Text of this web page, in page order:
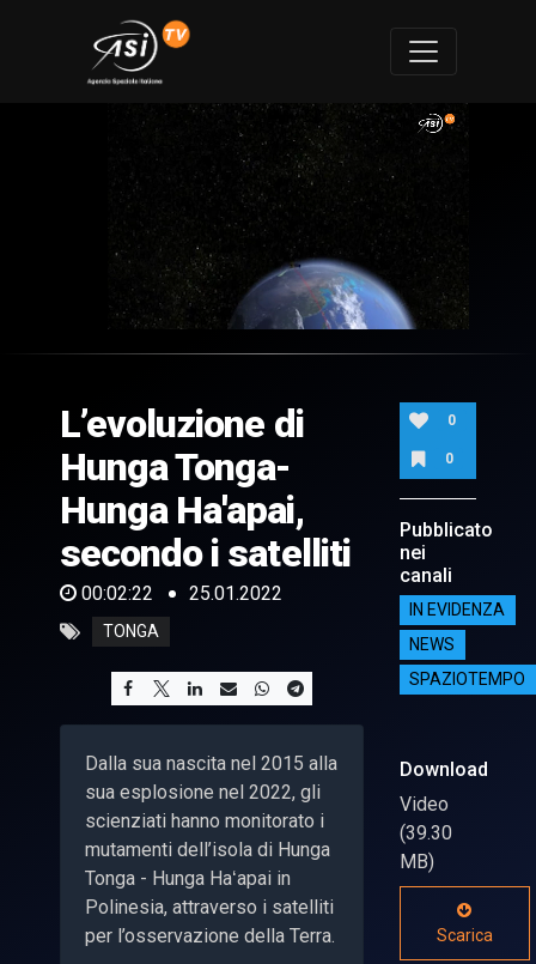
of
22
seconds
L’evoluzione di
Hunga Tonga-
Hunga Ha'apai,
secondo i satelliti
00:02:22 25.01.2022
TONGA
Dalla sua nascita nel 2015 alla
sua esplosione nel 2022, gli
scienziati hanno monitorato i
mutamenti dell’isola di Hunga
Tonga - Hunga Haʻapai in
Polinesia, attraverso i satelliti
per l’osservazione della Terra.
0
0
Pubblicato
nei
canali
IN EVIDENZA
NEWS
SPAZIOTEMPO
Download
Video
(39.30
MB)
Scarica